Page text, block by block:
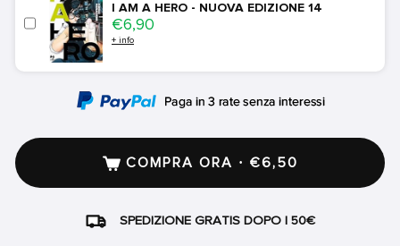
I AM A HERO - NUOVA EDIZIONE 14
Price
€6,90
+ info
COMPRA ORA · €6,50
SPEDIZIONE GRATIS DOPO I 50€